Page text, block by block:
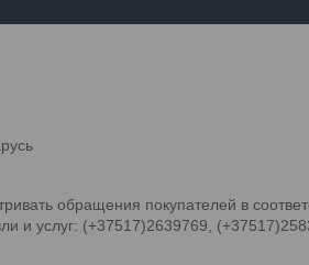
обращения покупателей в
и услуг: (+37517)2639769,